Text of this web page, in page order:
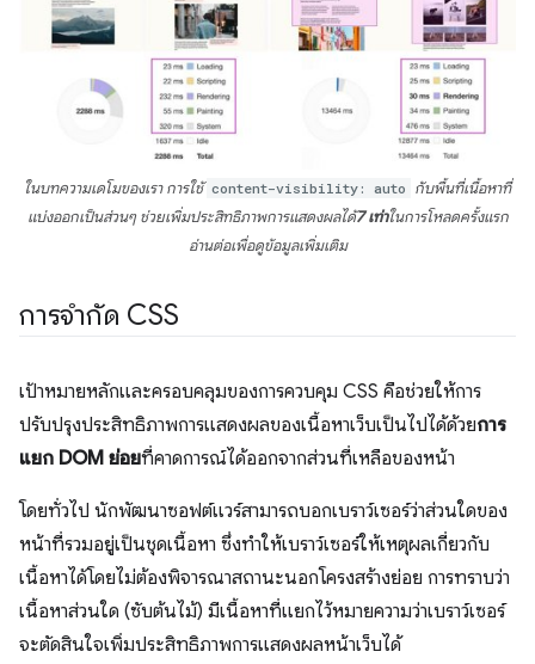
ในบทความเดโมของเรา การใช้ content-visibility: auto กับพื้นที่เนื้อหาที่
แบ่งออกเป็นส่วนๆ ช่วยเพิ่มประสิทธิภาพการแสดงผลได้7 เท่าในการโหลดครั้งแรก
อ่านต่อเพื่อดูข้อมูลเพิ่มเติม
การจำกัด CSS
เป้าหมายหลักและครอบคลุมของการควบคุม CSS คือช่วยให้การ
ปรับปรุงประสิทธิภาพการแสดงผลของเนื้อหาเว็บเป็นไปได้ด้วยการ
แยก DOM ย่อยที่คาดการณ์ได้ออกจากส่วนที่เหลือของหน้า
โดยทั่วไป นักพัฒนาซอฟต์แวร์สามารถบอกเบราว์เซอร์ว่าส่วนใดของ
หน้าที่รวมอยู่เป็นชุดเนื้อหา ซึ่งทำให้เบราว์เซอร์ให้เหตุผลเกี่ยวกับ
เนื้อหาได้โดยไม่ต้องพิจารณาสถานะนอกโครงสร้างย่อย การทราบว่า
เนื้อหาส่วนใด (ซับต้นไม้) มีเนื้อหาที่แยกไว้หมายความว่าเบราว์เซอร์
จะตัดสินใจเพิ่มประสิทธิภาพการแสดงผลหน้าเว็บได้